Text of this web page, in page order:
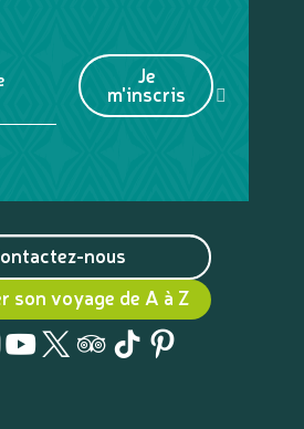
Je
m'inscris
nous
son voyage de A à Z